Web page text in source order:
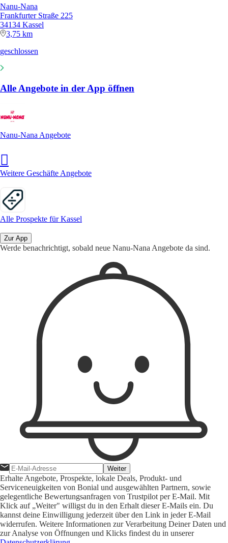
Nanu-Nana
Frankfurter Straße 225
34134 Kassel
3,75 km
geschlossen
Alle Angebote in der App öffnen
Nanu-Nana Angebote
Weitere Geschäfte Angebote
Alle Prospekte für Kassel
Zur App
Werde benachrichtigt, sobald neue Nanu-Nana Angebote da sind.
Weiter
Erhalte Angebote, Prospekte, lokale Deals, Produkt- und
Serviceneuigkeiten von Bonial und ausgewählten Partnern, sowie
gelegentliche Bewertungsanfragen von Trustpilot per E-Mail. Mit
Klick auf „Weiter" willigst du in den Erhalt dieser E-Mails ein. Du
kannst deine Einwilligung jederzeit über den Link in jeder E-Mail
widerrufen. Weitere Informationen zur Verarbeitung Deiner Daten und
zur Analyse von Öffnungen und Klicks findest du in unserer